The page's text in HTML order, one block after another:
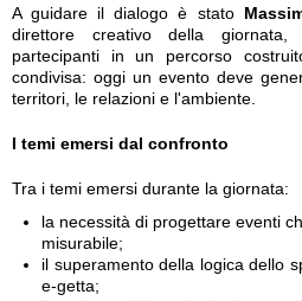
A guidare il dialogo è stato
direttore creativo della
partecipanti in un percorso
condivisa: oggi un evento deve
territori, le relazioni e l'ambiente.
I temi emersi dal confronto
Tra i temi emersi durante la giornata:
la necessità di progettare eventi
misurabile;
il superamento della logica dello
e-getta;